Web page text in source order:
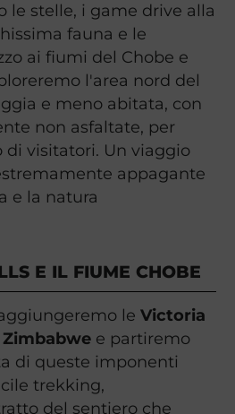
le stelle, i game drive alla
fauna e le
ai fiumi del Chobe e
l'area nord del
e meno abitata, con
non asfaltate, per
di visitatori. Un viaggio
appagante
e la natura
E IL FIUME CHOBE
le Victoria
Zimbabwee partiremo
di queste imponenti
trekking,
del sentiero che